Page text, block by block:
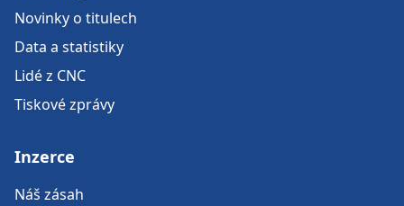
Novinky o titulech
Data a statistiky
Lidé z CNC
Tiskové zprávy
Inzerce
Náš zásah